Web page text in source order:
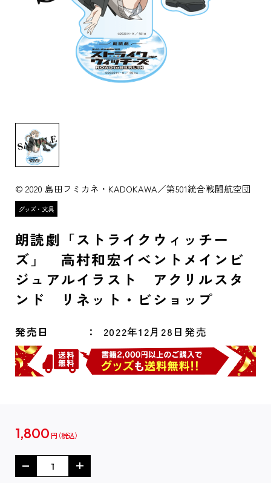
© 2020 島田フミカネ・KADOKAWA／第501統合戦闘航空団
朗読劇「ストライクウィッチー
ズ」 高村和宏イベントメインビ
ジュアルイラスト アクリルスタ
ンド リネット・ビショップ
発売日 2022年12月28日発売
1,800 円